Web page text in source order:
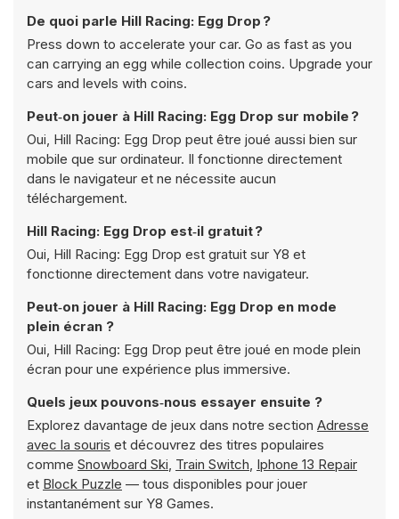
De quoi parle Hill Racing: Egg Drop ?
Press down to accelerate your car. Go as fast as you
can carrying an egg while collection coins. Upgrade your
cars and levels with coins.
Peut‑on jouer à Hill Racing: Egg Drop sur mobile ?
Oui, Hill Racing: Egg Drop peut être joué aussi bien sur
mobile que sur ordinateur. Il fonctionne directement
dans le navigateur et ne nécessite aucun
téléchargement.
Hill Racing: Egg Drop est‑il gratuit ?
Oui, Hill Racing: Egg Drop est gratuit sur Y8 et
fonctionne directement dans votre navigateur.
Peut‑on jouer à Hill Racing: Egg Drop en mode
plein écran ?
Oui, Hill Racing: Egg Drop peut être joué en mode plein
écran pour une expérience plus immersive.
Quels jeux pouvons‑nous essayer ensuite ?
Explorez davantage de jeux dans notre section Adresse
avec la souris et découvrez des titres populaires
comme Snowboard Ski, Train Switch, Iphone 13 Repair
et Block Puzzle — tous disponibles pour jouer
instantanément sur Y8 Games.